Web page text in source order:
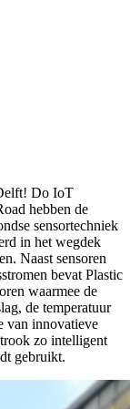
Do IoT
hebben de
sensortechniek
in het wegdek
Naast sensoren
bevat Plastic
waarmee de
de temperatuur
van innovatieve
zo intelligent
gebruikt.